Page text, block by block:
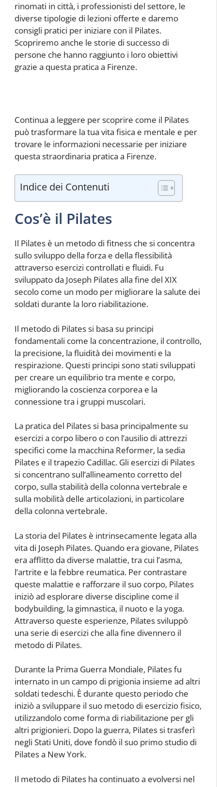
rinomati in città, i professionisti del settore, le
diverse tipologie di lezioni offerte e daremo
consigli pratici per iniziare con il Pilates.
Scopriremo anche le storie di successo di
persone che hanno raggiunto i loro obiettivi
grazie a questa pratica a Firenze.
Continua a leggere per scoprire come il Pilates
può trasformare la tua vita fisica e mentale e per
trovare le informazioni necessarie per iniziare
questa straordinaria pratica a Firenze.
Indice dei Contenuti
Cos’è il Pilates
Il Pilates è un metodo di fitness che si concentra
sullo sviluppo della forza e della flessibilità
attraverso esercizi controllati e fluidi. Fu
sviluppato da Joseph Pilates alla fine del XIX
secolo come un modo per migliorare la salute dei
soldati durante la loro riabilitazione.
Il metodo di Pilates si basa su principi
fondamentali come la concentrazione, il controllo,
la precisione, la fluidità dei movimenti e la
respirazione. Questi principi sono stati sviluppati
per creare un equilibrio tra mente e corpo,
migliorando la coscienza corporea e la
connessione tra i gruppi muscolari.
La pratica del Pilates si basa principalmente su
esercizi a corpo libero o con l’ausilio di attrezzi
specifici come la macchina Reformer, la sedia
Pilates e il trapezio Cadillac. Gli esercizi di Pilates
si concentrano sull’allineamento corretto del
corpo, sulla stabilità della colonna vertebrale e
sulla mobilità delle articolazioni, in particolare
della colonna vertebrale.
La storia del Pilates è intrinsecamente legata alla
vita di Joseph Pilates. Quando era giovane, Pilates
era afflitto da diverse malattie, tra cui l’asma,
l’artrite e la febbre reumatica. Per contrastare
queste malattie e rafforzare il suo corpo, Pilates
iniziò ad esplorare diverse discipline come il
bodybuilding, la gimnastica, il nuoto e la yoga.
Attraverso queste esperienze, Pilates sviluppò
una serie di esercizi che alla fine divennero il
metodo di Pilates.
Durante la Prima Guerra Mondiale, Pilates fu
internato in un campo di prigionia insieme ad altri
soldati tedeschi. È durante questo periodo che
iniziò a sviluppare il suo metodo di esercizio fisico,
utilizzandolo come forma di riabilitazione per gli
altri prigionieri. Dopo la guerra, Pilates si trasferì
negli Stati Uniti, dove fondò il suo primo studio di
Pilates a New York.
Il metodo di Pilates ha continuato a evolversi nel